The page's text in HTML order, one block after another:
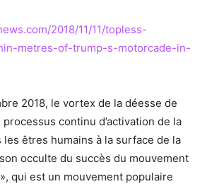
2018/11/11/topless-
metres-of-trump-s-motorcade-in-
2018, le vortex de la déesse de
continu d’activation de la
êtres humains à la surface de la
occulte du succès du mouvement
qui est un mouvement populaire